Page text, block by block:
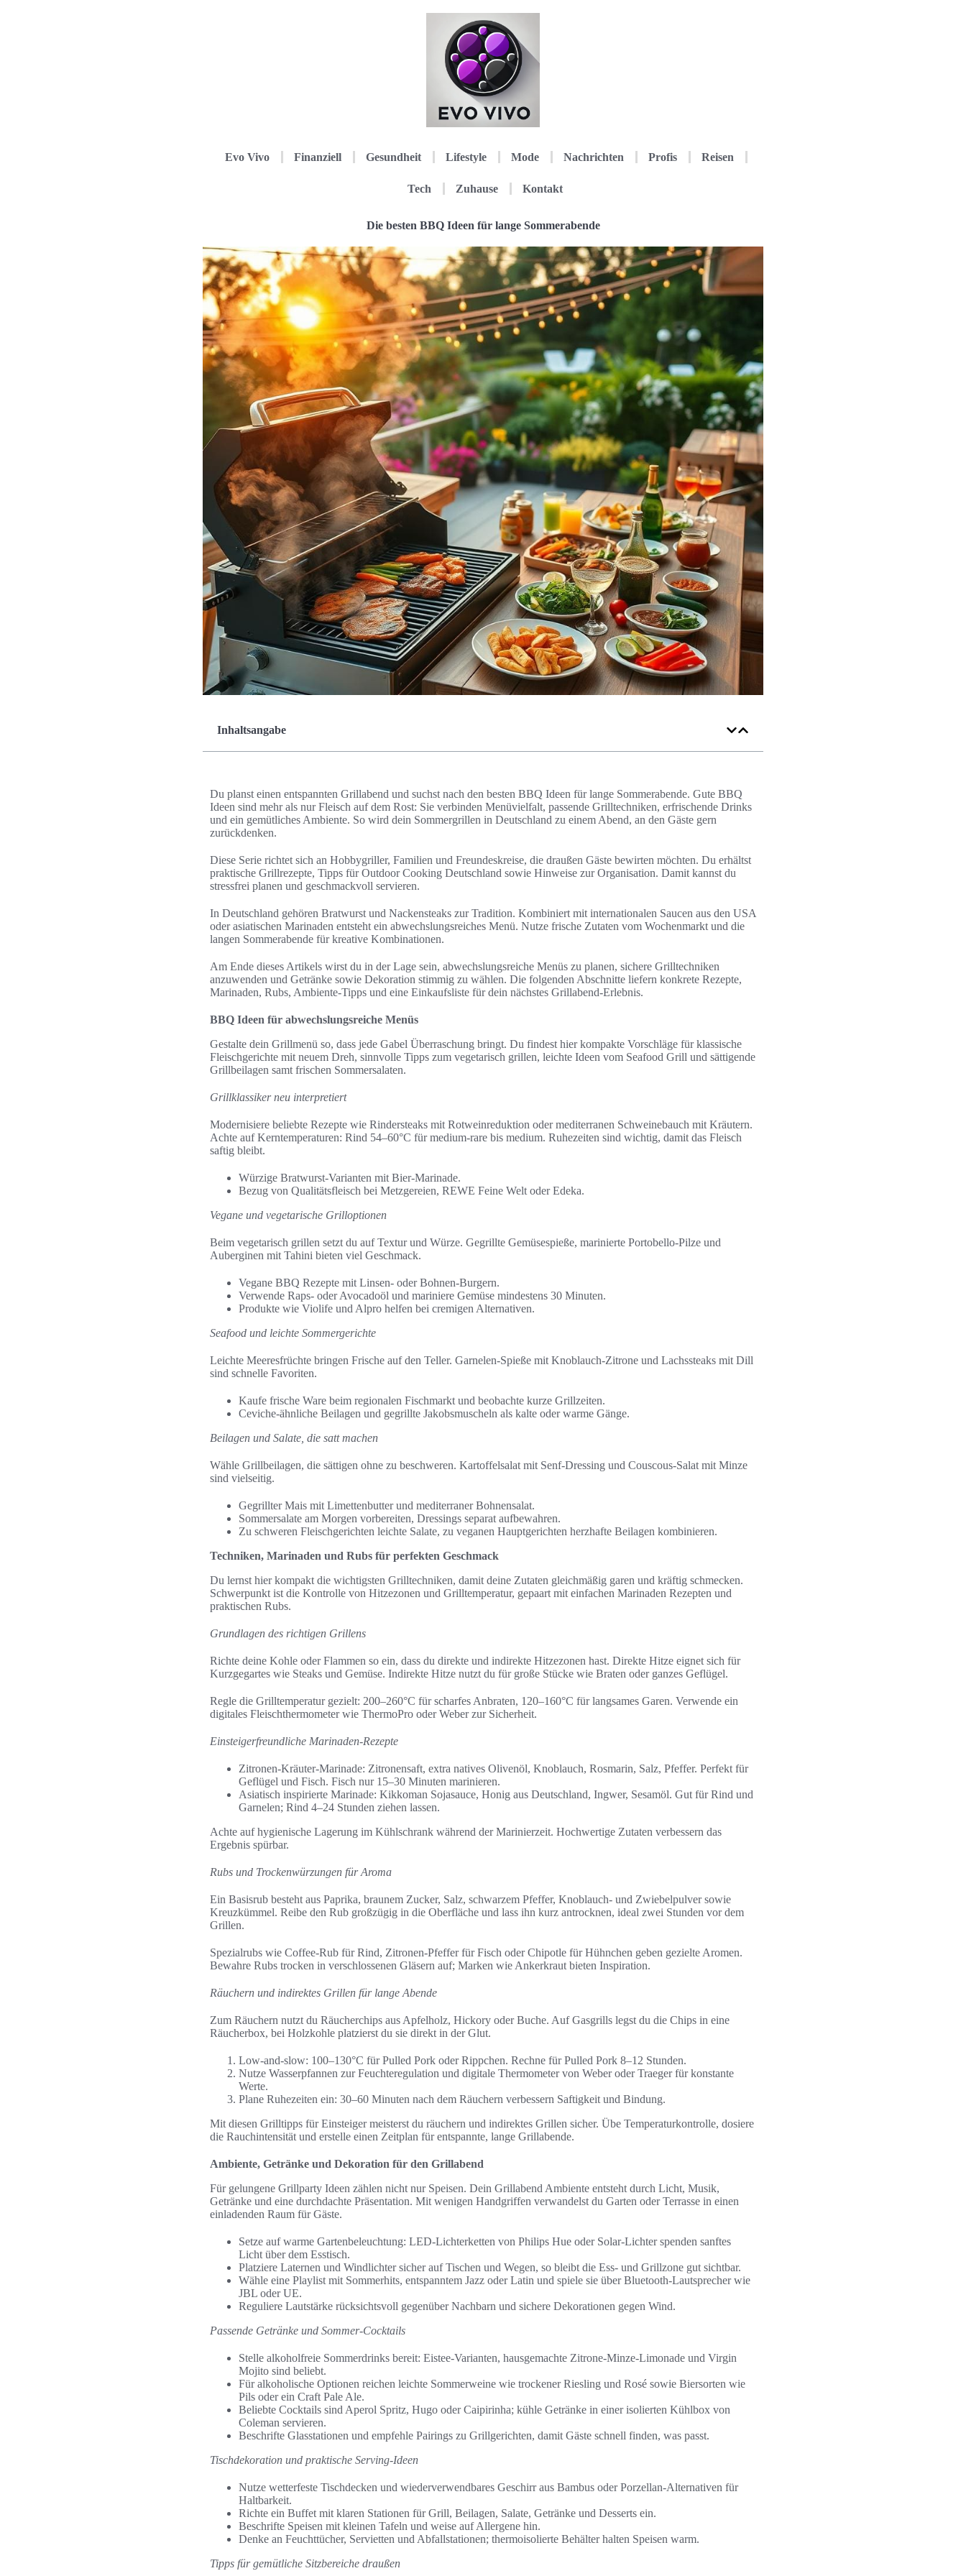
Evo Vivo Finanziell Gesundheit Lifestyle Mode Nachrichten Profis Reisen
Tech Zuhause Kontakt
Die besten BBQ Ideen für lange Sommerabende
Inhaltsangabe
Du planst einen entspannten Grillabend und suchst nach den besten BBQ Ideen für lange Sommerabende. Gute BBQ
Ideen sind mehr als nur Fleisch auf dem Rost: Sie verbinden Menüvielfalt, passende Grilltechniken, erfrischende Drinks
und ein gemütliches Ambiente. So wird dein Sommergrillen in Deutschland zu einem Abend, an den Gäste gern
zurückdenken.
Diese Serie richtet sich an Hobbygriller, Familien und Freundeskreise, die draußen Gäste bewirten möchten. Du erhältst
praktische Grillrezepte, Tipps für Outdoor Cooking Deutschland sowie Hinweise zur Organisation. Damit kannst du
stressfrei planen und geschmackvoll servieren.
In Deutschland gehören Bratwurst und Nackensteaks zur Tradition. Kombiniert mit internationalen Saucen aus den USA
oder asiatischen Marinaden entsteht ein abwechslungsreiches Menü. Nutze frische Zutaten vom Wochenmarkt und die
langen Sommerabende für kreative Kombinationen.
Am Ende dieses Artikels wirst du in der Lage sein, abwechslungsreiche Menüs zu planen, sichere Grilltechniken
anzuwenden und Getränke sowie Dekoration stimmig zu wählen. Die folgenden Abschnitte liefern konkrete Rezepte,
Marinaden, Rubs, Ambiente-Tipps und eine Einkaufsliste für dein nächstes Grillabend-Erlebnis.
BBQ Ideen für abwechslungsreiche Menüs
Gestalte dein Grillmenü so, dass jede Gabel Überraschung bringt. Du findest hier kompakte Vorschläge für klassische
Fleischgerichte mit neuem Dreh, sinnvolle Tipps zum vegetarisch grillen, leichte Ideen vom Seafood Grill und sättigende
Grillbeilagen samt frischen Sommersalaten.
Grillklassiker neu interpretiert
Modernisiere beliebte Rezepte wie Rindersteaks mit Rotweinreduktion oder mediterranen Schweinebauch mit Kräutern.
Achte auf Kerntemperaturen: Rind 54–60°C für medium-rare bis medium. Ruhezeiten sind wichtig, damit das Fleisch
saftig bleibt.
Würzige Bratwurst-Varianten mit Bier-Marinade.
Bezug von Qualitätsfleisch bei Metzgereien, REWE Feine Welt oder Edeka.
Vegane und vegetarische Grilloptionen
Beim vegetarisch grillen setzt du auf Textur und Würze. Gegrillte Gemüsespieße, marinierte Portobello-Pilze und
Auberginen mit Tahini bieten viel Geschmack.
Vegane BBQ Rezepte mit Linsen- oder Bohnen-Burgern.
Verwende Raps- oder Avocadoöl und mariniere Gemüse mindestens 30 Minuten.
Produkte wie Violife und Alpro helfen bei cremigen Alternativen.
Seafood und leichte Sommergerichte
Leichte Meeresfrüchte bringen Frische auf den Teller. Garnelen-Spieße mit Knoblauch-Zitrone und Lachssteaks mit Dill
sind schnelle Favoriten.
Kaufe frische Ware beim regionalen Fischmarkt und beobachte kurze Grillzeiten.
Ceviche-ähnliche Beilagen und gegrillte Jakobsmuscheln als kalte oder warme Gänge.
Beilagen und Salate, die satt machen
Wähle Grillbeilagen, die sättigen ohne zu beschweren. Kartoffelsalat mit Senf-Dressing und Couscous-Salat mit Minze
sind vielseitig.
Gegrillter Mais mit Limettenbutter und mediterraner Bohnensalat.
Sommersalate am Morgen vorbereiten, Dressings separat aufbewahren.
Zu schweren Fleischgerichten leichte Salate, zu veganen Hauptgerichten herzhafte Beilagen kombinieren.
Techniken, Marinaden und Rubs für perfekten Geschmack
Du lernst hier kompakt die wichtigsten Grilltechniken, damit deine Zutaten gleichmäßig garen und kräftig schmecken.
Schwerpunkt ist die Kontrolle von Hitzezonen und Grilltemperatur, gepaart mit einfachen Marinaden Rezepten und
praktischen Rubs.
Grundlagen des richtigen Grillens
Richte deine Kohle oder Flammen so ein, dass du direkte und indirekte Hitzezonen hast. Direkte Hitze eignet sich für
Kurzgegartes wie Steaks und Gemüse. Indirekte Hitze nutzt du für große Stücke wie Braten oder ganzes Geflügel.
Regle die Grilltemperatur gezielt: 200–260°C für scharfes Anbraten, 120–160°C für langsames Garen. Verwende ein
digitales Fleischthermometer wie ThermoPro oder Weber zur Sicherheit.
Einsteigerfreundliche Marinaden-Rezepte
Zitronen-Kräuter-Marinade: Zitronensaft, extra natives Olivenöl, Knoblauch, Rosmarin, Salz, Pfeffer. Perfekt für
Geflügel und Fisch. Fisch nur 15–30 Minuten marinieren.
Asiatisch inspirierte Marinade: Kikkoman Sojasauce, Honig aus Deutschland, Ingwer, Sesamöl. Gut für Rind und
Garnelen; Rind 4–24 Stunden ziehen lassen.
Achte auf hygienische Lagerung im Kühlschrank während der Marinierzeit. Hochwertige Zutaten verbessern das
Ergebnis spürbar.
Rubs und Trockenwürzungen für Aroma
Ein Basisrub besteht aus Paprika, braunem Zucker, Salz, schwarzem Pfeffer, Knoblauch- und Zwiebelpulver sowie
Kreuzkümmel. Reibe den Rub großzügig in die Oberfläche und lass ihn kurz antrocknen, ideal zwei Stunden vor dem
Grillen.
Spezialrubs wie Coffee-Rub für Rind, Zitronen-Pfeffer für Fisch oder Chipotle für Hühnchen geben gezielte Aromen.
Bewahre Rubs trocken in verschlossenen Gläsern auf; Marken wie Ankerkraut bieten Inspiration.
Räuchern und indirektes Grillen für lange Abende
Zum Räuchern nutzt du Räucherchips aus Apfelholz, Hickory oder Buche. Auf Gasgrills legst du die Chips in eine
Räucherbox, bei Holzkohle platzierst du sie direkt in der Glut.
Low-and-slow: 100–130°C für Pulled Pork oder Rippchen. Rechne für Pulled Pork 8–12 Stunden.
Nutze Wasserpfannen zur Feuchteregulation und digitale Thermometer von Weber oder Traeger für konstante
Werte.
Plane Ruhezeiten ein: 30–60 Minuten nach dem Räuchern verbessern Saftigkeit und Bindung.
Mit diesen Grilltipps für Einsteiger meisterst du räuchern und indirektes Grillen sicher. Übe Temperaturkontrolle, dosiere
die Rauchintensität und erstelle einen Zeitplan für entspannte, lange Grillabende.
Ambiente, Getränke und Dekoration für den Grillabend
Für gelungene Grillparty Ideen zählen nicht nur Speisen. Dein Grillabend Ambiente entsteht durch Licht, Musik,
Getränke und eine durchdachte Präsentation. Mit wenigen Handgriffen verwandelst du Garten oder Terrasse in einen
einladenden Raum für Gäste.
Setze auf warme Gartenbeleuchtung: LED-Lichterketten von Philips Hue oder Solar-Lichter spenden sanftes
Licht über dem Esstisch.
Platziere Laternen und Windlichter sicher auf Tischen und Wegen, so bleibt die Ess- und Grillzone gut sichtbar.
Wähle eine Playlist mit Sommerhits, entspanntem Jazz oder Latin und spiele sie über Bluetooth-Lautsprecher wie
JBL oder UE.
Reguliere Lautstärke rücksichtsvoll gegenüber Nachbarn und sichere Dekorationen gegen Wind.
Passende Getränke und Sommer-Cocktails
Stelle alkoholfreie Sommerdrinks bereit: Eistee-Varianten, hausgemachte Zitrone-Minze-Limonade und Virgin
Mojito sind beliebt.
Für alkoholische Optionen reichen leichte Sommerweine wie trockener Riesling und Rosé sowie Biersorten wie
Pils oder ein Craft Pale Ale.
Beliebte Cocktails sind Aperol Spritz, Hugo oder Caipirinha; kühle Getränke in einer isolierten Kühlbox von
Coleman servieren.
Beschrifte Glasstationen und empfehle Pairings zu Grillgerichten, damit Gäste schnell finden, was passt.
Tischdekoration und praktische Serving-Ideen
Nutze wetterfeste Tischdecken und wiederverwendbares Geschirr aus Bambus oder Porzellan-Alternativen für
Haltbarkeit.
Richte ein Buffet mit klaren Stationen für Grill, Beilagen, Salate, Getränke und Desserts ein.
Beschrifte Speisen mit kleinen Tafeln und weise auf Allergene hin.
Denke an Feuchttücher, Servietten und Abfallstationen; thermoisolierte Behälter halten Speisen warm.
Tipps für gemütliche Sitzbereiche draußen